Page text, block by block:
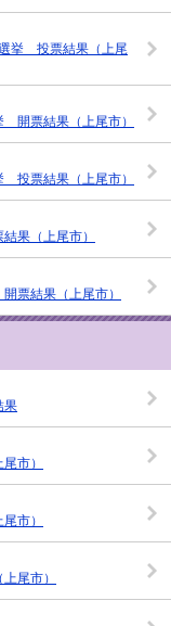
挙 投票結果（上尾
開票結果（上尾市）
投票結果（上尾市）
果（上尾市）
票結果（上尾市）
果
市）
市）
尾市）